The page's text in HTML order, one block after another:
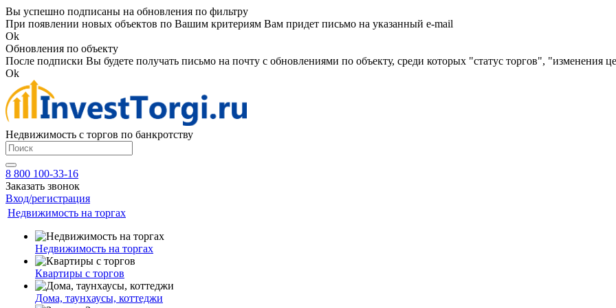
Вы успешно подписаны на обновления по фильтру
При появлении новых объектов по Вашим критериям Вам придет письмо на указанный e-mail
Ok
Обновления по объекту
После подписки Вы будете получать письмо на почту с обновлениями по объекту, среди которых "статус торгов", "изменения
Ok
Недвижимость с торгов по банкротству
8 800 100-33-16
Заказать звонок
Вход/регистрация
Недвижимость на торгах
Недвижимость на торгах
Квартиры с торгов
Дома, таунхаусы, коттеджи